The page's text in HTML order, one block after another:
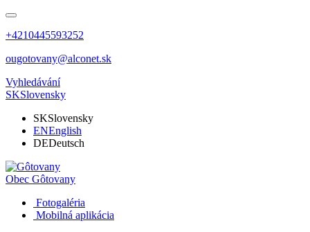
+4210445593252
ougotovany@alconet.sk
Vyhledávání
SKSlovensky
SKSlovensky
ENEnglish
DEDeutsch
Obec Gôtovany
Fotogaléria
Mobilná aplikácia